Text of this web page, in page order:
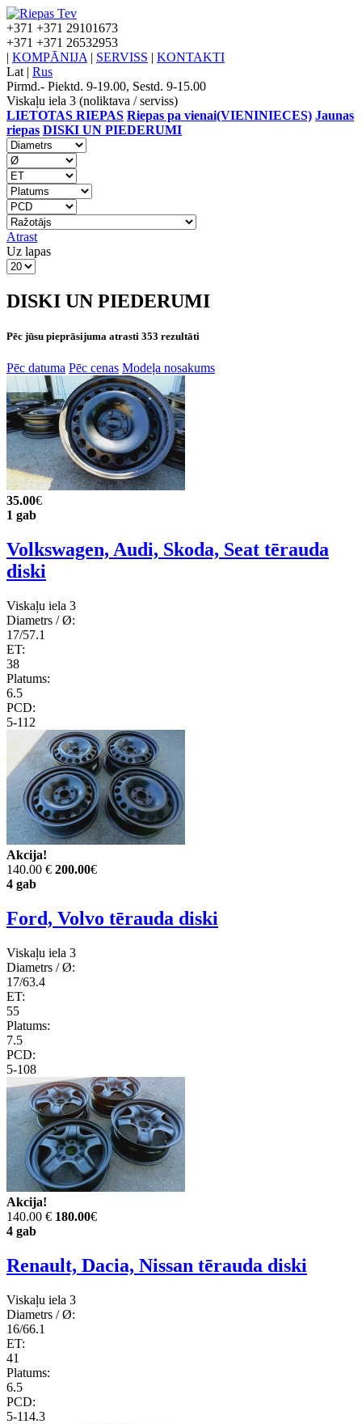
+371 +371 29101673
+371 +371 26532953
| KOMPĀNIJA | SERVISS | KONTAKTI
Lat | Rus
Pirmd.- Piektd. 9-19.00, Sestd. 9-15.00
Viskaļu iela 3 (noliktava / serviss)
LIETOTAS RIEPAS Riepas pa vienai(VIENINIECES) Jaunas
riepas DISKI UN PIEDERUMI
Atrast
Uz lapas
DISKI UN PIEDERUMI
Pēc jūsu pieprāsijuma atrasti 353 rezultāti
Pēc datuma Pēc cenas Modeļa nosakums
35.00€
1 gab
Volkswagen, Audi, Skoda, Seat tērauda
diski
Viskaļu iela 3
Diametrs / Ø:
17/57.1
ET:
38
Platums:
6.5
PCD:
5-112
Akcija!
140.00 € 200.00€
4 gab
Ford, Volvo tērauda diski
Viskaļu iela 3
Diametrs / Ø:
17/63.4
ET:
55
Platums:
7.5
PCD:
5-108
Akcija!
140.00 € 180.00€
4 gab
Renault, Dacia, Nissan tērauda diski
Viskaļu iela 3
Diametrs / Ø:
16/66.1
ET:
41
Platums:
6.5
PCD:
5-114.3